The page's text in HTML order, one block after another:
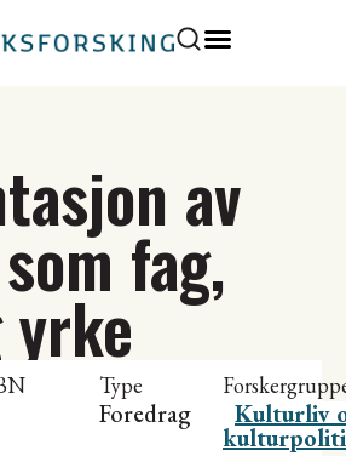
av
fag,
Type
Foredrag Kulturliv